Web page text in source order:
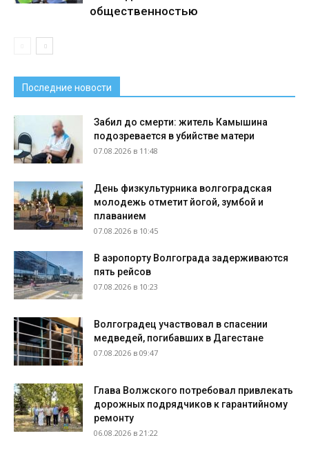
общественностью
Последние новости
Забил до смерти: житель Камышина
подозревается в убийстве матери
07.08.2026 в 11:48
День физкультурника волгоградская
молодежь отметит йогой, зумбой и
плаванием
07.08.2026 в 10:45
В аэропорту Волгограда задерживаются
пять рейсов
07.08.2026 в 10:23
Волгоградец участвовал в спасении
медведей, погибавших в Дагестане
07.08.2026 в 09:47
Глава Волжского потребовал привлекать
дорожных подрядчиков к гарантийному
ремонту
06.08.2026 в 21:22